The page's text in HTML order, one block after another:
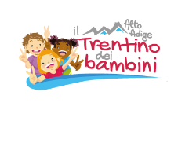
contenuto